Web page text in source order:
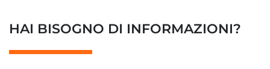
HAI BISOGNO DI INFORMAZIONI?